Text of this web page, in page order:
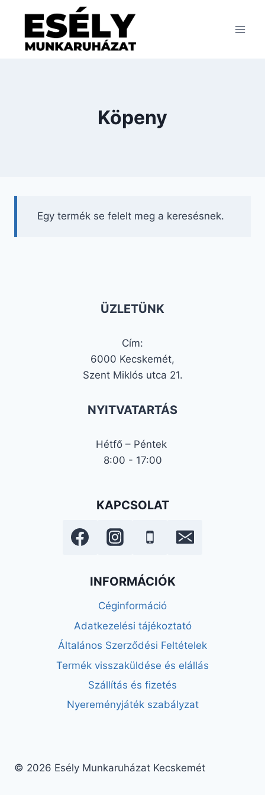
content
Köpeny
Egy termék se felelt meg a keresésnek.
ÜZLETÜNK
Cím:
6000 Kecskemét,
Szent Miklós utca 21.
NYITVATARTÁS
Hétfő – Péntek
8:00 - 17:00
KAPCSOLAT
INFORMÁCIÓK
Céginformáció
Adatkezelési tájékoztató
Általános Szerződési Feltételek
Termék visszaküldése és elállás
Szállítás és fizetés
Nyereményjáték szabályzat
© 2026 Esély Munkaruházat Kecskemét